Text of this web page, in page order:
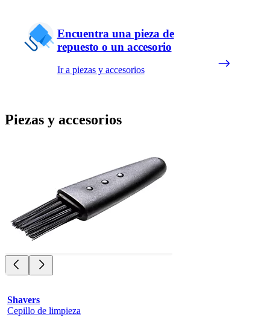
Encuentra una pieza de
repuesto o un accesorio
Ir a piezas y accesorios
Piezas y accesorios
Shavers
Cepillo de limpieza